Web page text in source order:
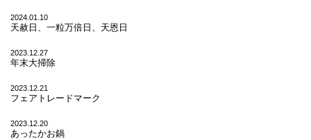
2024.01.10
天赦日、一粒万倍日、天恩日
2023.12.27
年末大掃除
2023.12.21
フェアトレードマーク
2023.12.20
あったかお鍋